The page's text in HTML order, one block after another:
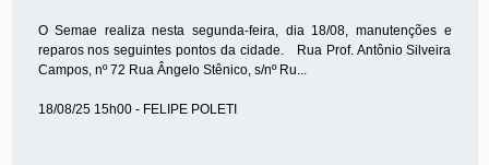
O Semae realiza nesta segunda-feira, dia 18/08, manutenções e
reparos nos seguintes pontos da cidade. Rua Prof. Antônio Silveira
Campos, nº 72 Rua Ângelo Stênico, s/nº Ru...
18/08/25 15h00 - FELIPE POLETI